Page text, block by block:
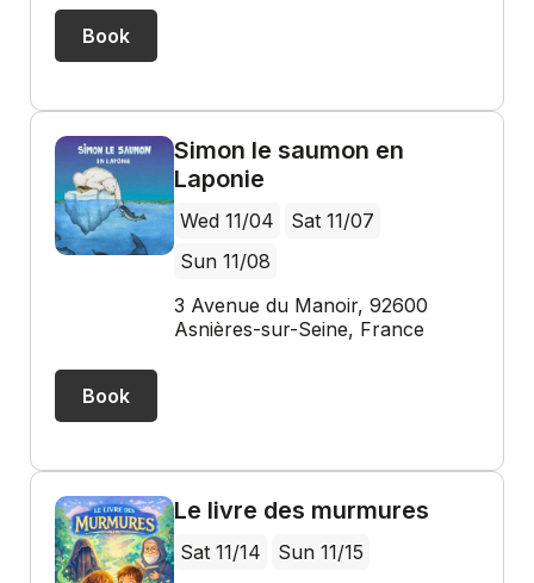
Book
Simon le saumon en
Laponie
Wed 11/04
Sat 11/07
Sun 11/08
3 Avenue du Manoir, 92600
Asnières-sur-Seine, France
Book
Le livre des murmures
Sat 11/14
Sun 11/15